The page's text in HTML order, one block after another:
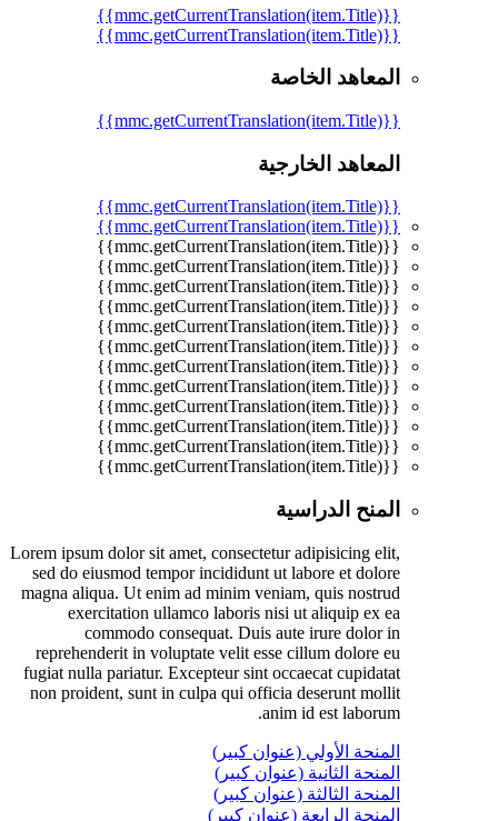
{{mmc.getCurrentTranslation(item.Title)}}
{{mmc.getCurrentTranslation(item.Title)}}
المعاهد الخاصة
{{mmc.getCurrentTranslation(item.Title)}}
المعاهد الخارجية
{{mmc.getCurrentTranslation(item.Title)}}
{{mmc.getCurrentTranslation(item.Title)}}
{{mmc.getCurrentTranslation(item.Title)}}
{{mmc.getCurrentTranslation(item.Title)}}
{{mmc.getCurrentTranslation(item.Title)}}
{{mmc.getCurrentTranslation(item.Title)}}
{{mmc.getCurrentTranslation(item.Title)}}
{{mmc.getCurrentTranslation(item.Title)}}
{{mmc.getCurrentTranslation(item.Title)}}
{{mmc.getCurrentTranslation(item.Title)}}
{{mmc.getCurrentTranslation(item.Title)}}
{{mmc.getCurrentTranslation(item.Title)}}
{{mmc.getCurrentTranslation(item.Title)}}
{{mmc.getCurrentTranslation(item.Title)}}
المنح الدراسية
Lorem ipsum dolor sit amet, consectetur adipisicing elit,
sed do eiusmod tempor incididunt ut labore et dolore
magna aliqua. Ut enim ad minim veniam, quis nostrud
exercitation ullamco laboris nisi ut aliquip ex ea
commodo consequat. Duis aute irure dolor in
reprehenderit in voluptate velit esse cillum dolore eu
fugiat nulla pariatur. Excepteur sint occaecat cupidatat
non proident, sunt in culpa qui officia deserunt mollit
anim id est laborum.
المنحة الأولي (عنوان كبير)
المنحة الثانية (عنوان كبير)
المنحة الثالثة (عنوان كبير)
المنحة الرابعة (عنوان كبير)